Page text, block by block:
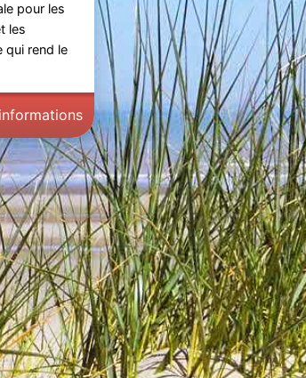
pour les
les
qui rend le